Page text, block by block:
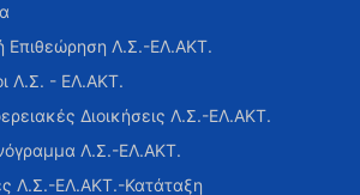
Επιθεώρηση Λ.Σ.-ΕΛ.ΑΚΤ.
Λ.Σ. - ΕΛ.ΑΚΤ.
Διοικήσεις Λ.Σ.-ΕΛ.ΑΚΤ.
Λ.Σ.-ΕΛ.ΑΚΤ.
Λ.Σ.-ΕΛ.ΑΚΤ.-Κατάταξη